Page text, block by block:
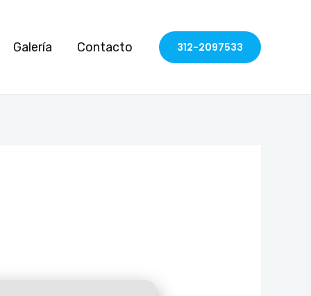
Galería Contacto 312-2097533